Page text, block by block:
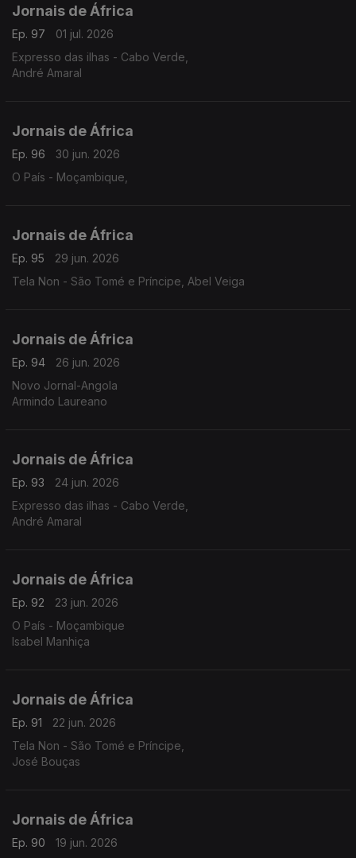
Jornais de África
Ep. 97
01 jul. 2026
Expresso das ilhas - Cabo Verde,
André Amaral
Jornais de África
Ep. 96
30 jun. 2026
O País - Moçambique,
Jornais de África
Ep. 95
29 jun. 2026
Tela Non - São Tomé e Príncipe, Abel Veiga
Jornais de África
Ep. 94
26 jun. 2026
Novo Jornal-Angola
Armindo Laureano
Jornais de África
Ep. 93
24 jun. 2026
Expresso das ilhas - Cabo Verde,
André Amaral
Jornais de África
Ep. 92
23 jun. 2026
O País - Moçambique
Isabel Manhiça
Jornais de África
Ep. 91
22 jun. 2026
Tela Non - São Tomé e Príncipe,
José Bouças
Jornais de África
Ep. 90
19 jun. 2026